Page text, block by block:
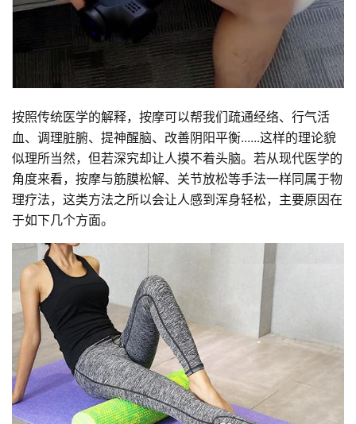
按照传统医学的解释，按摩可以帮我们疏通经络、行气活
血、调理脏腑、提神醒脑、改善阴阳平衡......这样的理论貌
似理所当然，但若深究却让人摸不着头脑。若从现代医学的
角度来看，按摩与筋膜松解、关节放松等手法一样同属于物
理疗法，这类方法之所以会让人感到浑身轻松，主要原因在
于如下几个方面。